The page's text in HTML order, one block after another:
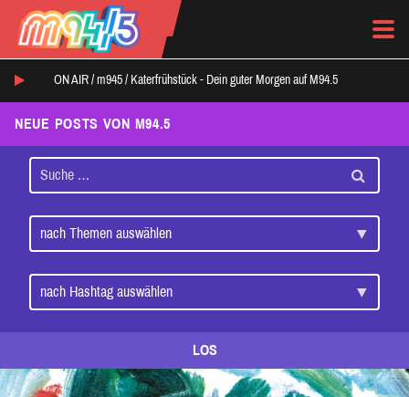
ON AIR / m945 / Katerfrühstück - Dein guter Morgen auf M94.5
NEUE POSTS VON M94.5
LOS